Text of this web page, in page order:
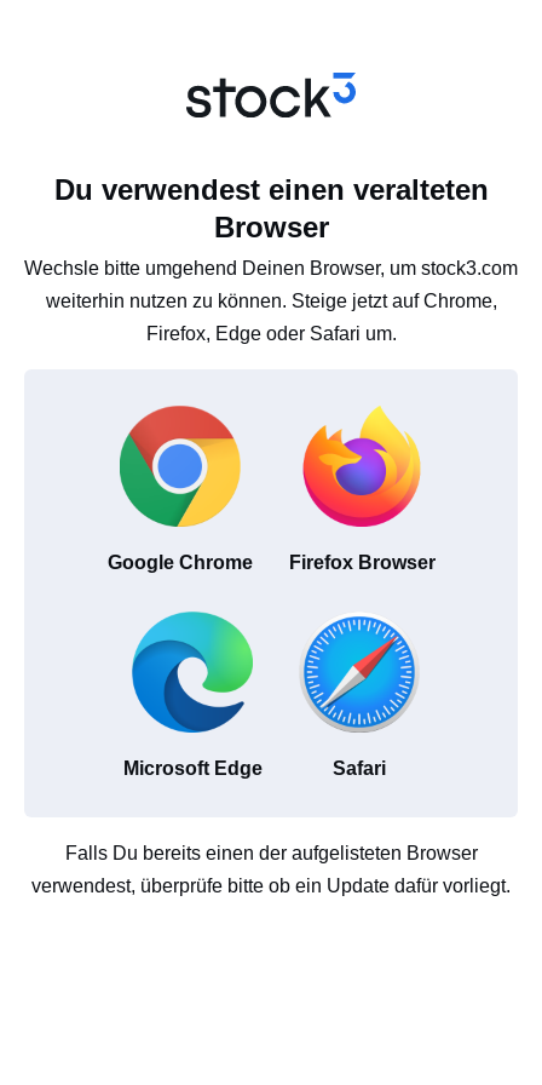
Du verwendest einen veralteten
Browser
Wechsle bitte umgehend Deinen Browser, um stock3.com
weiterhin nutzen zu können. Steige jetzt auf Chrome,
Firefox, Edge oder Safari um.
Google Chrome Firefox Browser
Microsoft Edge Safari
Falls Du bereits einen der aufgelisteten Browser
verwendest, überprüfe bitte ob ein Update dafür vorliegt.